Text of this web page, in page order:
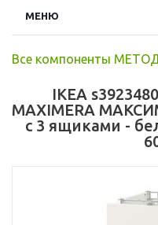
МЕНЮ
Все компоненты
IKEA
MAXIMERA
с 3 ящиками -